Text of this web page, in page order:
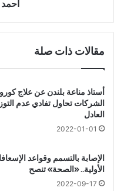
ل
م
ا
ل
ى
ا
ط
و
ر
ل
ك
ي
ف
ت
ر
ف
و
مقالات ذات صلة
أستاذ مناعة بلندن عن علاج
الشركات تحاول تفادي عدم
العادل
2022-01-01
الإصابة بالتسمم وقواعد
الأولية.. «الصحة» تنصح
2022-09-17